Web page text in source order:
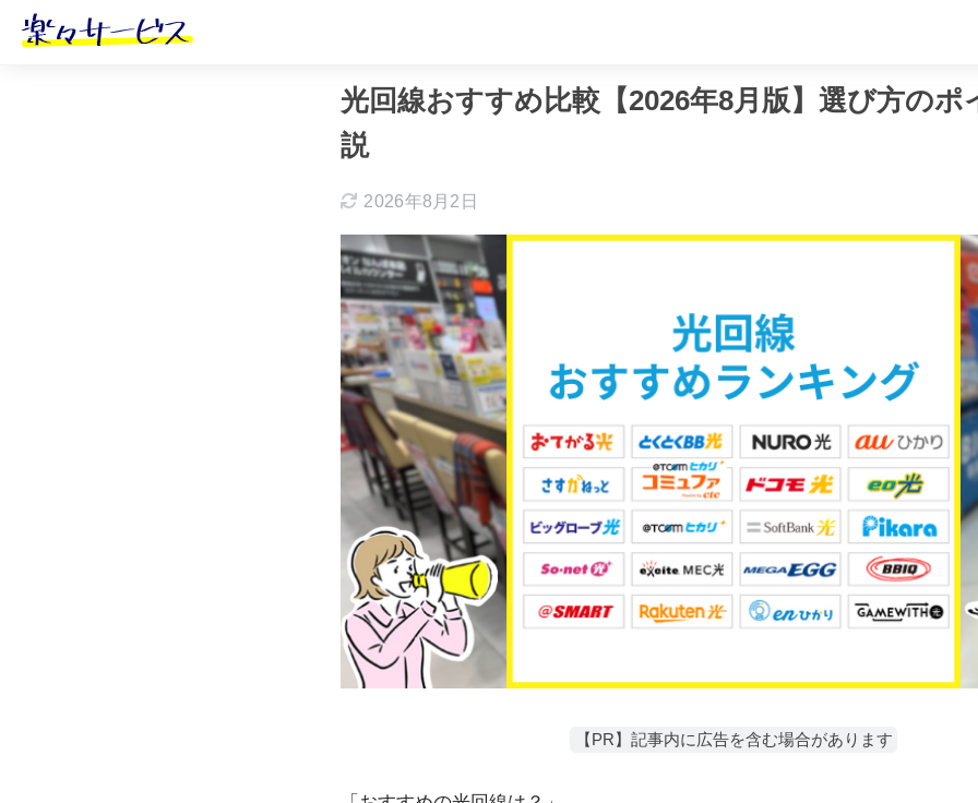
光回線おすすめ比較【2026年8月版】選び方のポ
説
2026年8月2日
【PR】記事内に広告を含む場合があります